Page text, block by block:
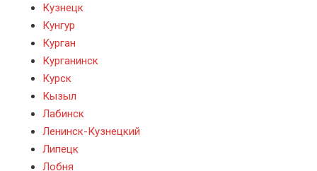
Кузнецк
Кунгур
Курган
Курганинск
Курск
Кызыл
Лабинск
Ленинск-Кузнецкий
Липецк
Лобня